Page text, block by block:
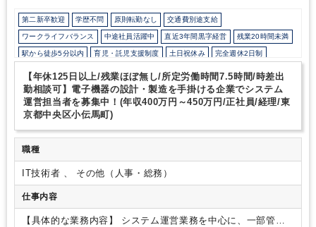
第二新卒歓迎 学歴不問 原則転勤なし 交通費別途支給
ワークライフバランス 中途社員活躍中 直近3年間黒字経営 残業20時間未満
駅から徒歩5分以内 育児・託児支援制度 土日祝休み 完全週休2日制
ITに強み
【年休125日以上/残業ほぼ無し/所定労働時間7.5時間/時差出
勤相談可】電子機器の設計・製造を手掛ける企業でシステム
運営担当者を募集中！(年収400万円～450万円/正社員/経理/東
京都中央区小伝馬町)
職種
IT技術者 、 その他（人事・総務）
仕事内容
【具体的な業務内容】
システム運営業務を中心に、一部管理